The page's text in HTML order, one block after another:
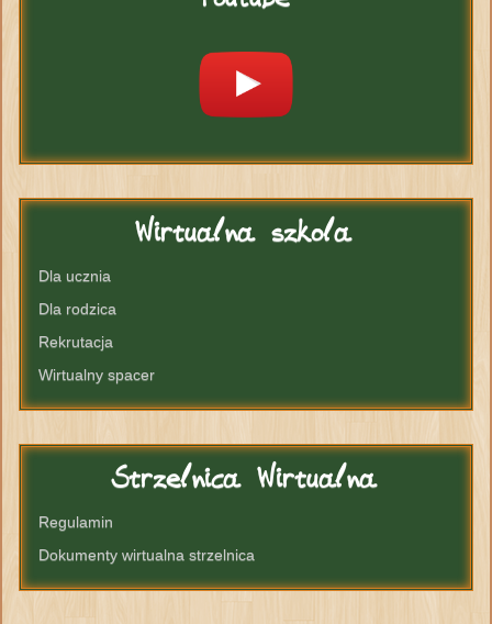
Wirtualnaszkola
Dla ucznia
Dla rodzica
Rekrutacja
Wirtualny spacer
StrzelnicaWirtualna
Regulamin
Dokumenty wirtualna strzelnica